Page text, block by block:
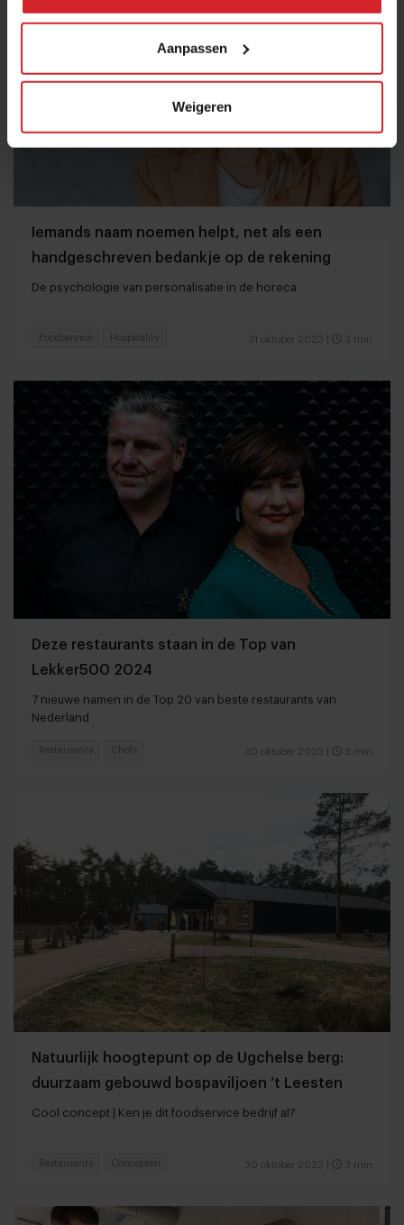
Aanpassen
Weigeren
Iemands naam noemen helpt, net als een
handgeschreven bedankje op de rekening
De psychologie van personalisatie in de horeca
31 oktober 2023 3 min
Foodservice Hospitality
Deze restaurants staan in de Top van
Lekker500 2024
7 nieuwe namen in de Top 20 van beste restaurants van
Nederland
30 oktober 2023 3 min
Restaurants Chefs
Natuurlijk hoogtepunt op de Ugchelse berg:
duurzaam gebouwd bospaviljoen ‘t Leesten
Cool concept | Ken je dit foodservice bedrijf al?
30 oktober 2023 3 min
Restaurants Concepten